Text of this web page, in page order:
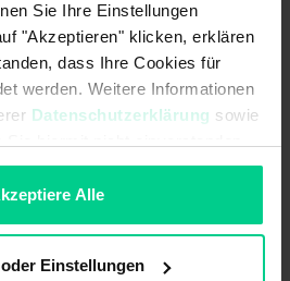
Sie Ihre Einstellungen
"Akzeptieren" klicken, erklären
dass Ihre Cookies für
werden. Weitere Informationen
Datenschutzerklärung sowie
von Cookies hier
Alle
Einstellungen
4000 V
5mm
mécaniques